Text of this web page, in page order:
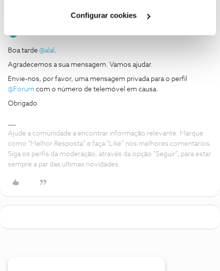
Configurar cookies
Boa tarde ​ @alal
Agradecemos a sua mensagem. Vamos ajudar.
Envie-nos, por favor, uma mensagem privada para o perfil ​
@Fórum com o número de telemóvel em causa.
Obrigado
Ajude a comunidade a encontrar informação relevante. Marque
como "Melhor Resposta" e faça "Like" nos melhores comentários.
Siga os perfis da moderação, através da opção "Seguir", para estar
sempre a par das ultimas novidades.